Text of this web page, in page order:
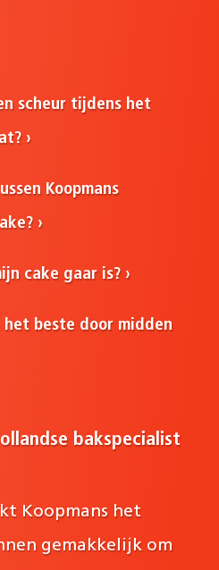
scheur tijdens het
Koopmans
cake gaar is?
het beste door midden
bakspecialist
Koopmans het
gemakkelijk om